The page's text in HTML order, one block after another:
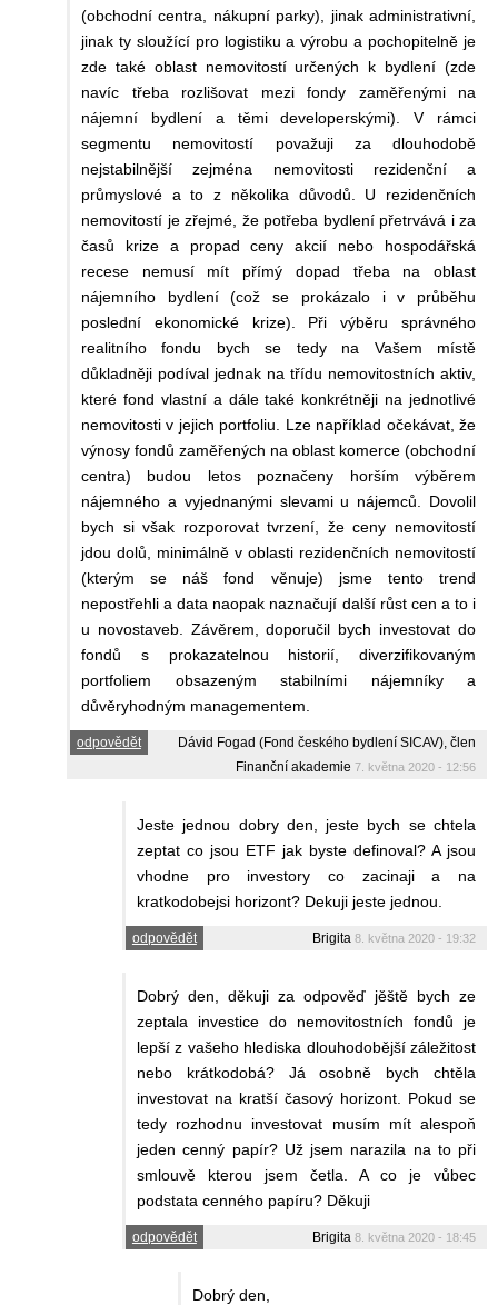
(obchodní centra, nákupní parky), jinak administrativní,
jinak ty sloužící pro logistiku a výrobu a pochopitelně je
zde také oblast nemovitostí určených k bydlení (zde
navíc třeba rozlišovat mezi fondy zaměřenými na
nájemní bydlení a těmi developerskými). V rámci
segmentu nemovitostí považuji za dlouhodobě
nejstabilnější zejména nemovitosti rezidenční a
průmyslové a to z několika důvodů. U rezidenčních
nemovitostí je zřejmé, že potřeba bydlení přetrvává i za
časů krize a propad ceny akcií nebo hospodářská
recese nemusí mít přímý dopad třeba na oblast
nájemního bydlení (což se prokázalo i v průběhu
poslední ekonomické krize). Při výběru správného
realitního fondu bych se tedy na Vašem místě
důkladněji podíval jednak na třídu nemovitostních aktiv,
které fond vlastní a dále také konkrétněji na jednotlivé
nemovitosti v jejich portfoliu. Lze například očekávat, že
výnosy fondů zaměřených na oblast komerce (obchodní
centra) budou letos poznačeny horším výběrem
nájemného a vyjednanými slevami u nájemců. Dovolil
bych si však rozporovat tvrzení, že ceny nemovitostí
jdou dolů, minimálně v oblasti rezidenčních nemovitostí
(kterým se náš fond věnuje) jsme tento trend
nepostřehli a data naopak naznačují další růst cen a to i
u novostaveb. Závěrem, doporučil bych investovat do
fondů s prokazatelnou historií, diverzifikovaným
portfoliem obsazeným stabilními nájemníky a
důvěryhodným managementem.
odpovědět
Dávid Fogad (Fond českého bydlení SICAV), člen
Finanční akademie 7. května 2020 - 12:56
Jeste jednou dobry den, jeste bych se chtela
zeptat co jsou ETF jak byste definoval? A jsou
vhodne pro investory co zacinaji a na
kratkodobejsi horizont? Dekuji jeste jednou.
odpovědět Brigita 8. května 2020 - 19:32
Dobrý den, děkuji za odpověď jěště bych ze
zeptala investice do nemovitostních fondů je
lepší z vašeho hlediska dlouhodobější záležitost
nebo krátkodobá? Já osobně bych chtěla
investovat na kratší časový horizont. Pokud se
tedy rozhodnu investovat musím mít alespoň
jeden cenný papír? Už jsem narazila na to při
smlouvě kterou jsem četla. A co je vůbec
podstata cenného papíru? Děkuji
odpovědět Brigita 8. května 2020 - 18:45
Dobrý den,